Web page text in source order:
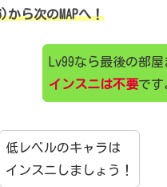
ら次のMAPへ！
Lv99なら最後の部屋
インスニは不要です
低レベルのキャラは
インスニしましょう！